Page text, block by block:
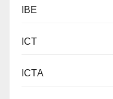
IBE
ICT
ICTA